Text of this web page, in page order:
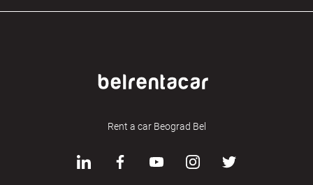
Rent a car Beograd Bel